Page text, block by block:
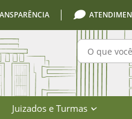
Juizados e Turmas